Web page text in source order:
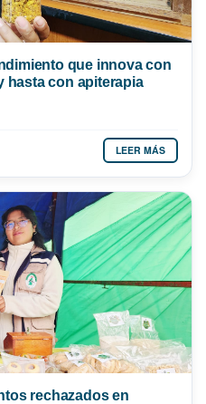
que innova con
hasta con apiterapia
LEER MÁS
rechazados en